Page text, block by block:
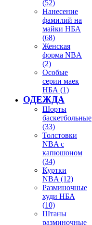
(52)
Нанесение
фамилий на
майки НБА
(68)
Женская
форма NBA
(2)
Особые
серии маек
НБА (1)
ОДЕЖДА
Шорты
баскетбольные
(33)
Толстовки
NBA с
капюшоном
(34)
Куртки
NBA (12)
Разминочные
худи НБА
(10)
Штаны
разминочные